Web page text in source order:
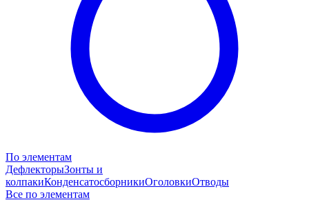
По элементам
ДефлекторыЗонты и
колпакиКонденсатосборникиОголовкиОтводы
Все по элементам